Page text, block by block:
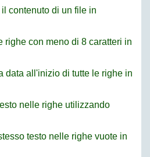
contenuto di un file in
righe con meno di 8 caratteri in
data all'inizio di tutte le righe in
nelle righe utilizzando
testo nelle righe vuote in